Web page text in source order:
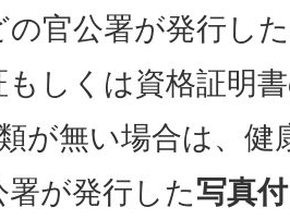
の官公署が発行した
もしくは資格証明
が無い場合は、健
署が発行した写真